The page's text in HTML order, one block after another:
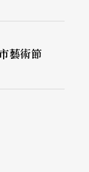
演奏家的思
在舞曲的節
。
台，這次獻
的曲目。感
「要將過去
市藝術節